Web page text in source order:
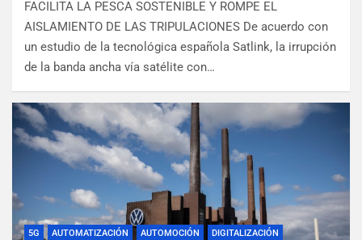
FACILITA LA PESCA SOSTENIBLE Y ROMPE EL
AISLAMIENTO DE LAS TRIPULACIONES De acuerdo con
un estudio de la tecnológica española Satlink, la irrupción
de la banda ancha vía satélite con…
5G AUTOMATIZACIÓN AUTOMOCIÓN
DIGITALIZACIÓN